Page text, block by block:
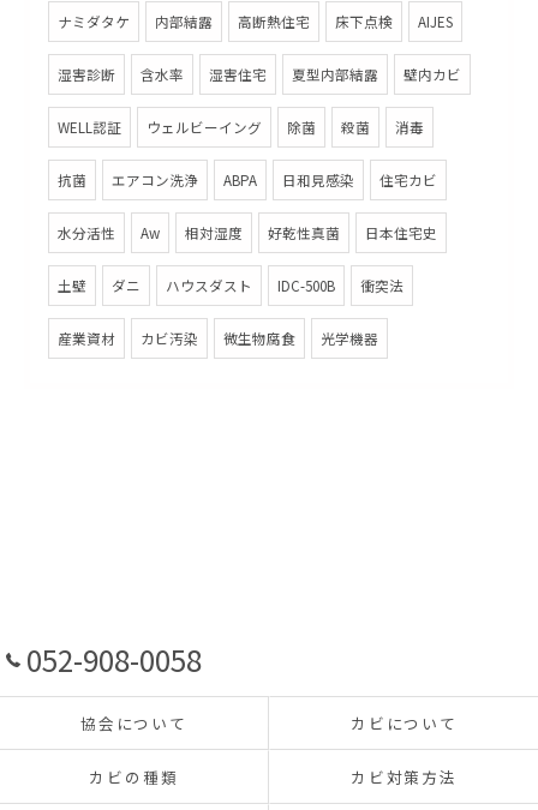
ナミダタケ 内部結露 高断熱住宅 床下点検 AIJES
湿害診断 含水率 湿害住宅 夏型内部結露 壁内カビ
WELL認証 ウェルビーイング 除菌 殺菌 消毒
抗菌 エアコン洗浄 ABPA 日和見感染 住宅カビ
水分活性 Aw 相対湿度 好乾性真菌 日本住宅史
土壁 ダニ ハウスダスト IDC-500B 衝突法
産業資材 カビ汚染 微生物腐食 光学機器
052-908-0058
協会について カビについて
カビの種類 カビ対策方法